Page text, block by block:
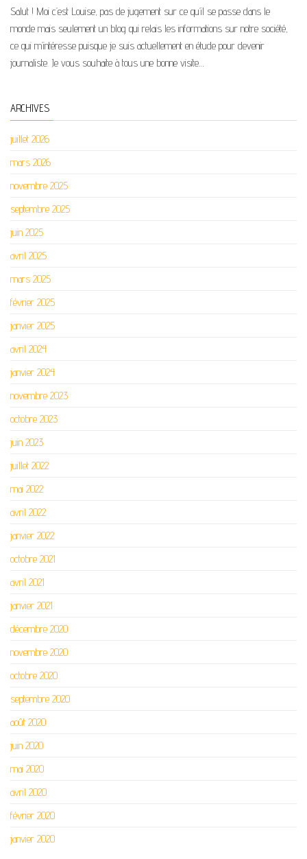
Salut ! Moi c’est Louise, pas de jugement sur ce qu’il se passe dans le
monde mais seulement un blog qui relais les informations sur notre société,
ce qui m’intéresse puisque je suis actuellement en étude pour devenir
journaliste. Je vous souhaite à tous une bonne visite…
ARCHIVES
juillet 2026
mars 2026
novembre 2025
septembre 2025
juin 2025
avril 2025
mars 2025
février 2025
janvier 2025
avril 2024
janvier 2024
novembre 2023
octobre 2023
juin 2023
juillet 2022
mai 2022
avril 2022
janvier 2022
octobre 2021
avril 2021
janvier 2021
décembre 2020
novembre 2020
octobre 2020
septembre 2020
août 2020
juin 2020
mai 2020
avril 2020
février 2020
janvier 2020